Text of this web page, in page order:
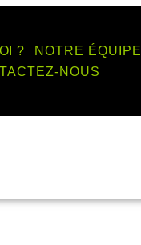
? NOTRE ÉQUIPE
NOUS